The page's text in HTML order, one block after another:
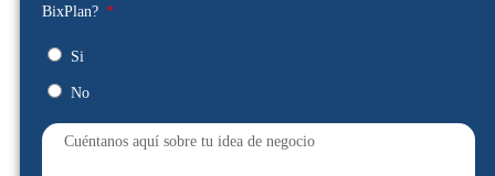
BixPlan?
Si
No